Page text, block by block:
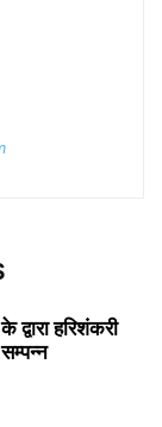
द्वारा हरिशंकरी